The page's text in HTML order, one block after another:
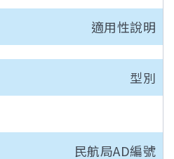
適用性說明
型別
民航局AD編號